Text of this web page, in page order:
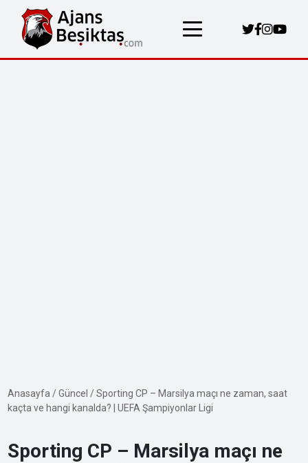
Anasayfa /Güncel /Sporting CP – Marsilya maçı ne zaman, saat
kaçta ve hangi kanalda? | UEFA Şampiyonlar Ligi
Sporting CP – Marsilya maçı ne